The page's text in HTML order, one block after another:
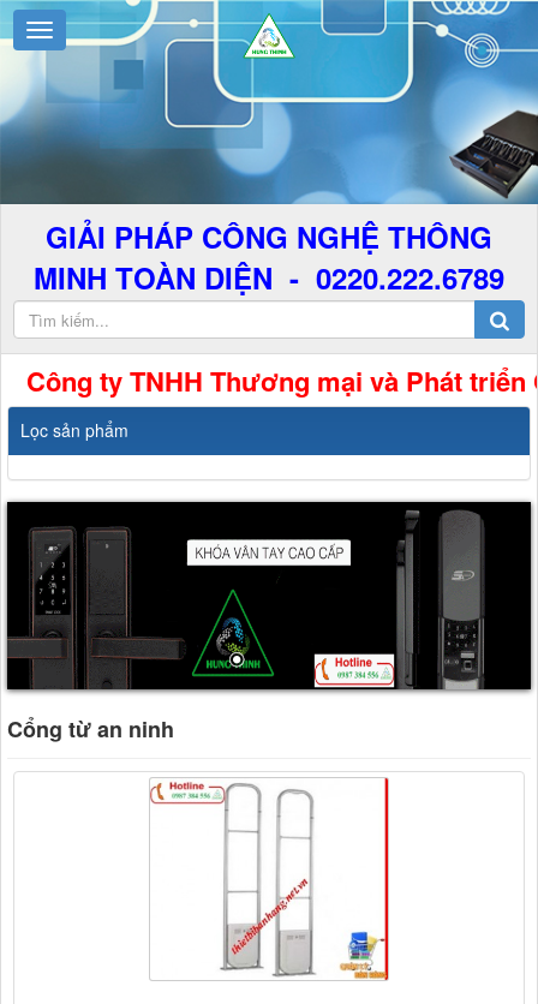
GIẢI PHÁP CÔNG NGHỆ THÔNG
MINH TOÀN DIỆN - 0220.222.6789
ty TNHH Thương mại và Phát triển
Lọc sản phẩm
Cổng từ an ninh